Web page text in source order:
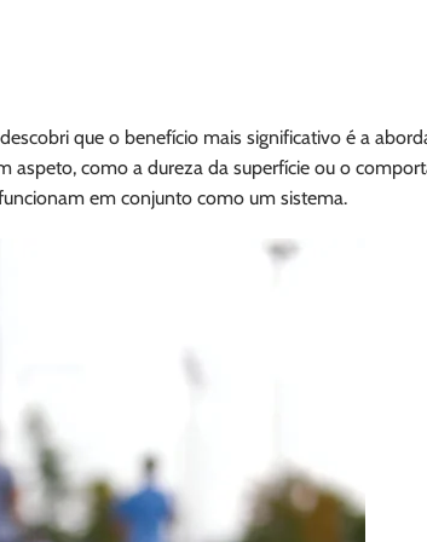
que o benefício mais significativo é a
aspeto, como a dureza da superfície ou o
em conjunto como um sistema.